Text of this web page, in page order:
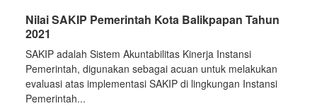
Nilai SAKIP Pemerintah Kota Balikpapan Tahun
2021
SAKIP adalah Sistem Akuntabilitas Kinerja Instansi
Pemerintah, digunakan sebagai acuan untuk melakukan
evaluasi atas implementasi SAKIP di lingkungan Instansi
Pemerintah...